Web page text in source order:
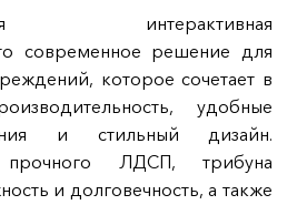
интерактивная
современное решение для
которое сочетает в
удобные
и стильный дизайн.
ЛДСП, трибуна
и долговечность, а также